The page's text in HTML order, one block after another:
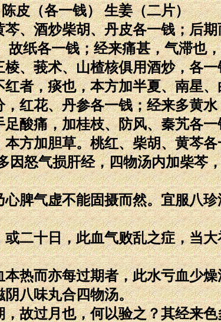
皮（各一钱） 生姜（二片）
、酒炒柴胡、丹皮各一钱；后
故纸各一钱；经来痛甚，气滞也
、莪术、山楂核俱用酒炒，各
者，痰也，本方加半夏、南星
红花、丹参各一钱；经来多黄
酸痛，加桂枝、防风、秦艽各
方加胆草。桃红、柴胡、黄芩各
因怒气损肝经，四物汤内加柴芩
脾气虚不能固摄而然。宜服八
二十日，此血气败乱之症，当
热而亦每过期者，此水亏血少
八味丸合四物汤。
故过月也，何以验之？其经来